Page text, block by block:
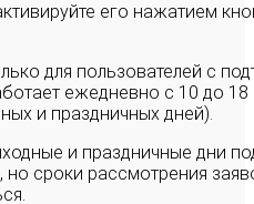
его нажатием
для пользователей с
ежедневно с 10 до
и праздничных дней).
и праздничные дни
но сроки рассмотрения